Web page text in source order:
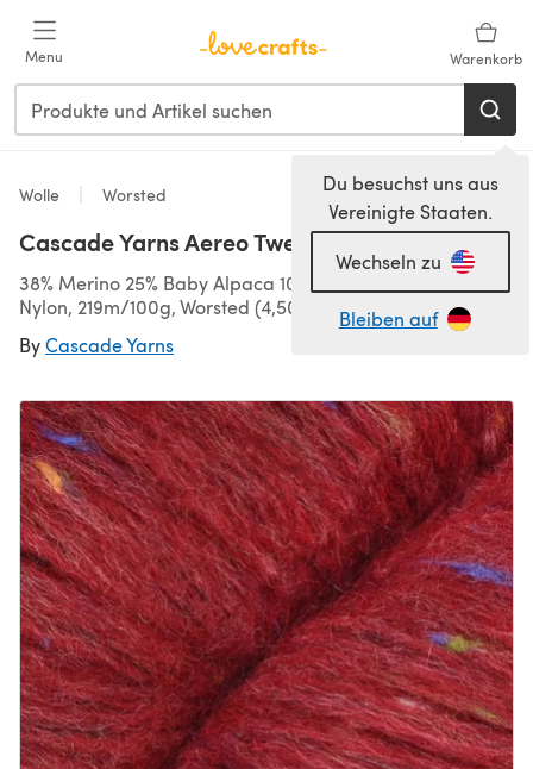
Menu Warenkorb
Du besuchst uns aus
Vereinigte Staaten.
Wechseln zu
Bleiben auf
Wolle Worsted
Cascade Yarns Aereo Tweed
38% Merino 25% Baby Alpaca 10% Acryl 5% Viskose 22%
Nylon, 219m/100g, Worsted (4,50-5,50 mm)
ByCascade Yarns